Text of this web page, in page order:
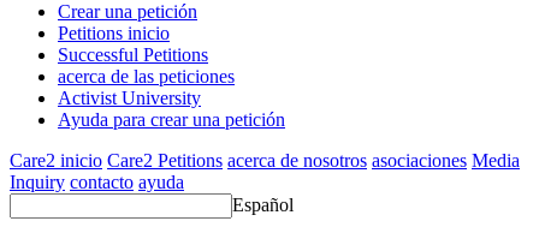
Crear una petición
Petitions inicio
Successful Petitions
acerca de las peticiones
Activist University
Ayuda para crear una petición
Care2 inicio Care2 Petitions acerca de nosotros asociaciones Media
Inquiry contacto ayuda
Español